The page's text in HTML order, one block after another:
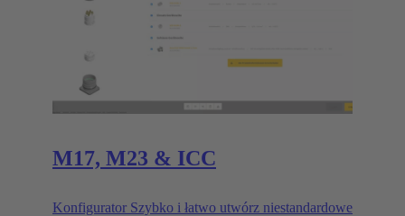
M17, M23 & ICC
Konfigurator Szybko i łatwo utwórz niestandardowe